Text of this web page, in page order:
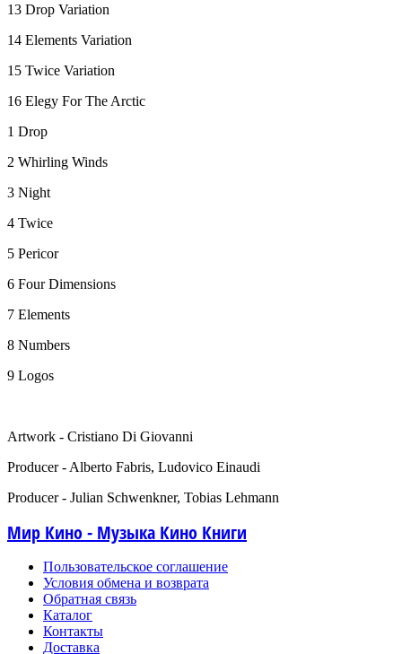
13 Drop Variation
14 Elements Variation
15 Twice Variation
16 Elegy For The Arctic
1 Drop
2 Whirling Winds
3 Night
4 Twice
5 Pericor
6 Four Dimensions
7 Elements
8 Numbers
9 Logos
Artwork - Cristiano Di Giovanni
Producer - Alberto Fabris, Ludovico Einaudi
Producer - Julian Schwenkner, Tobias Lehmann
Мир Кино - Музыка Кино Книги
Пользовательское соглашение
Условия обмена и возврата
Обратная связь
Каталог
Контакты
Доставка